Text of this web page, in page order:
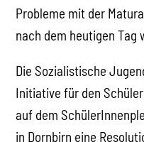
Probleme mit der
nach dem heutigen Tag
Die Sozialistische
Initiative für den
auf dem
in Dornbirn eine